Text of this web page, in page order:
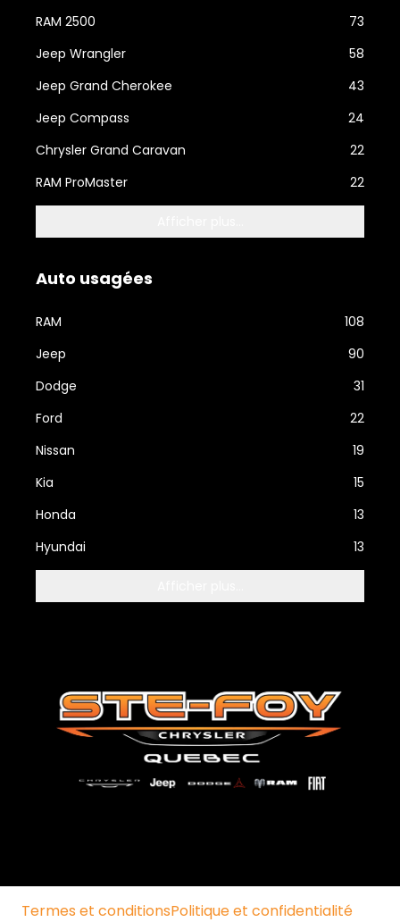
RAM 2500
73
Jeep Wrangler
58
Jeep Grand Cherokee
43
Jeep Compass
24
Chrysler Grand Caravan
22
RAM ProMaster
22
Auto usagées
RAM
108
Jeep
90
Dodge
31
Ford
22
Nissan
19
Kia
15
Honda
13
Hyundai
13
Termes et conditionsPolitique et confidentialité